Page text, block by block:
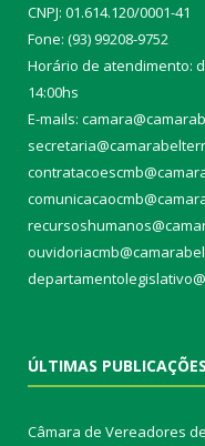
CNPJ: 01.614.120/0001-41
Fone: (93) 99208-9752
Horário de atendimento:
14:00hs
E-mails:
ÚLTIMAS PUBLICAÇÕES
Câmara de Vereadores